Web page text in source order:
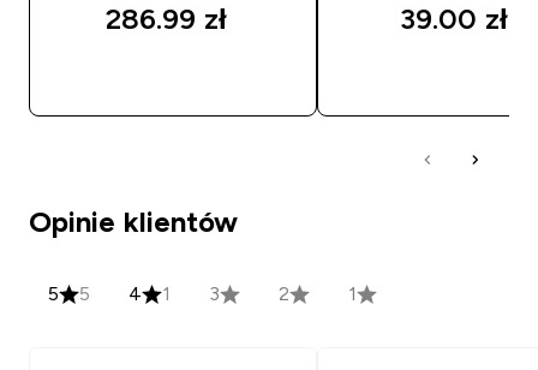
286.99 zł‎ 39.00 zł‎
Opinie klientów
5 5 4 1 3 2 1